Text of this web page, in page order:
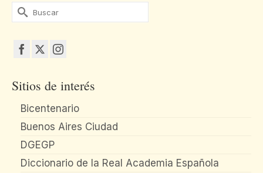
Buscar
por:
Sitios de interés
Bicentenario
Buenos Aires Ciudad
DGEGP
Diccionario de la Real Academia Española